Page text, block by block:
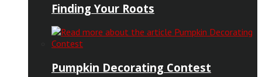
Finding Your Roots
Pumpkin Decorating Contest